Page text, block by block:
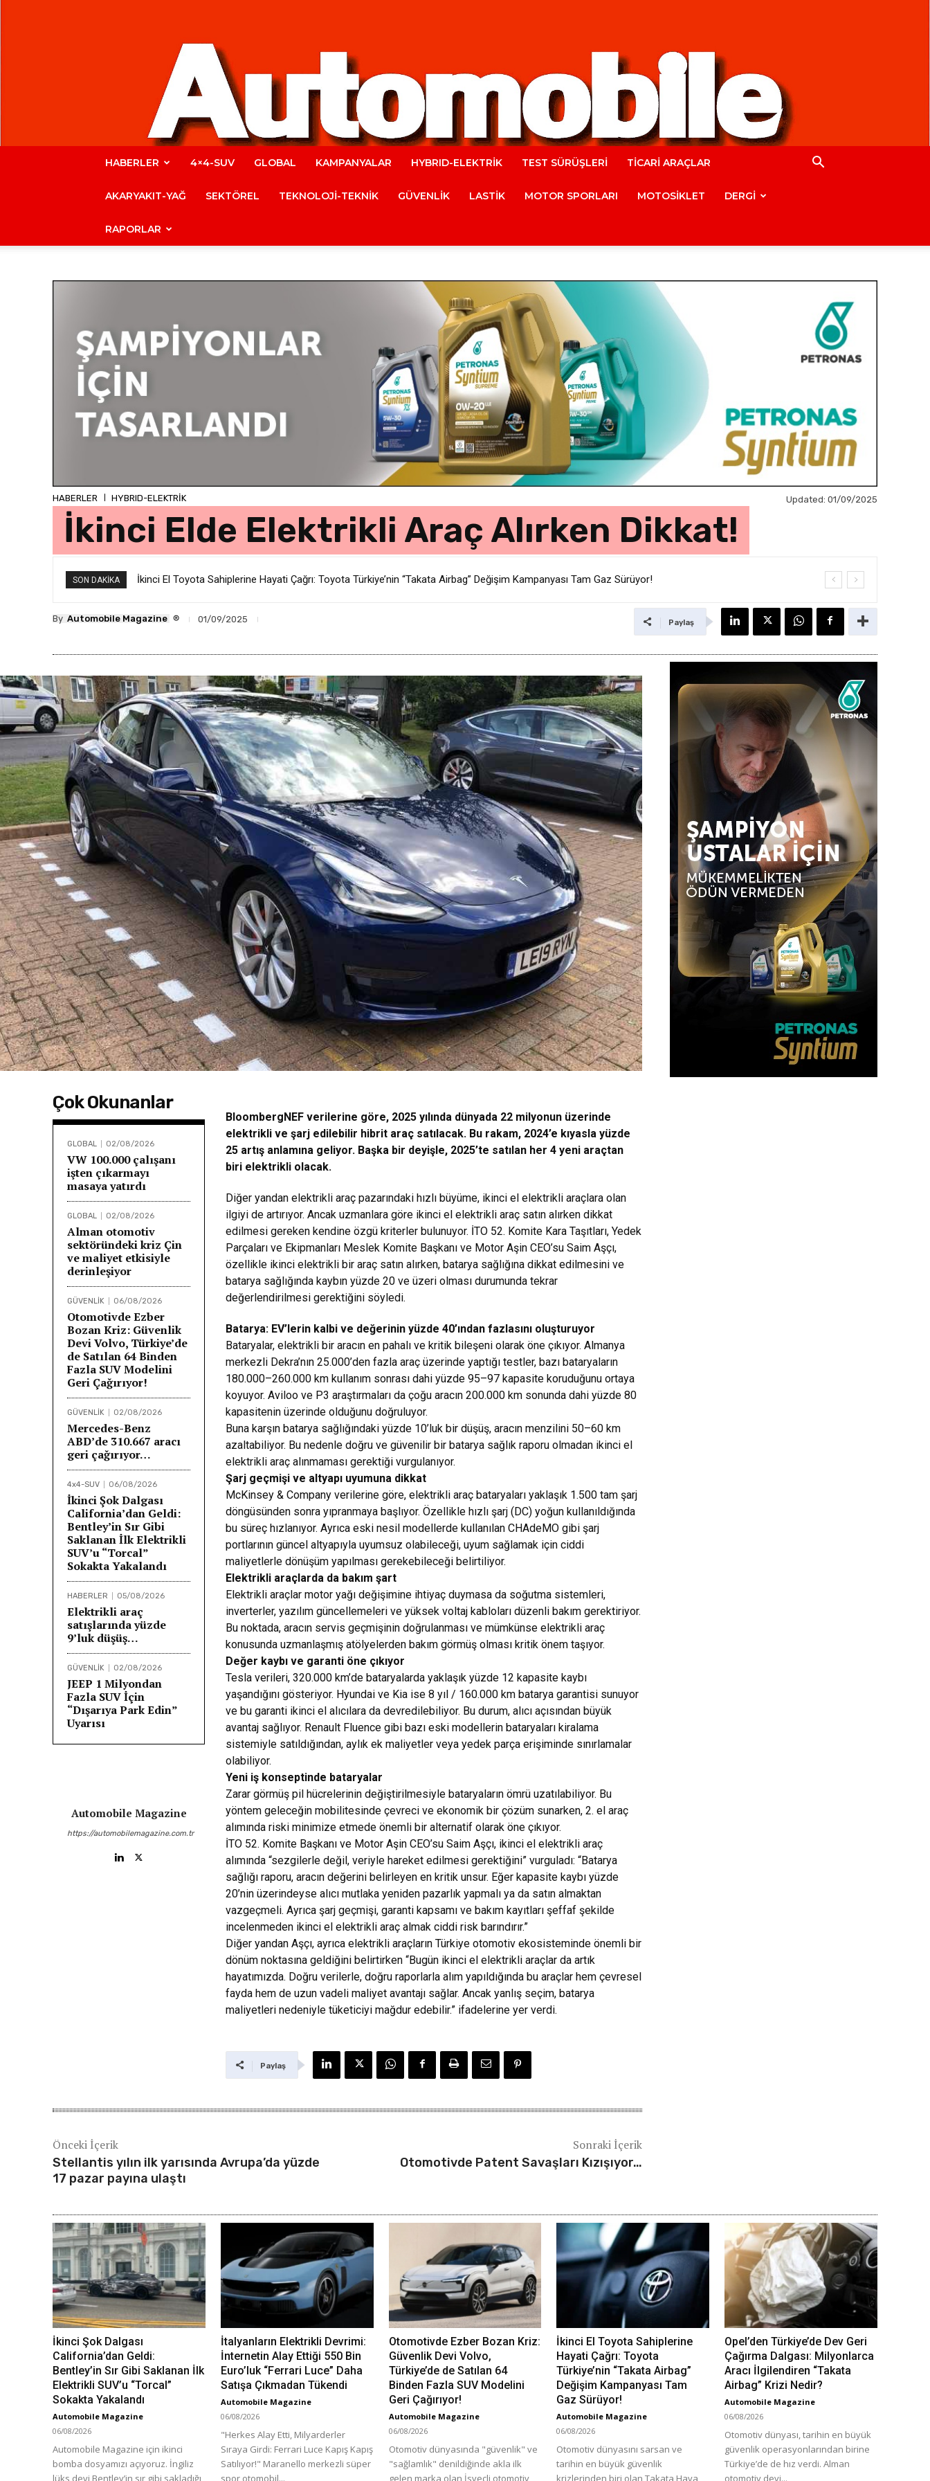
Automobile
Magazine
HABERLER 4×4-SUV GLOBAL KAMPANYALAR HYBRID-ELEKTRİK TEST SÜRÜŞLERİ TİCARİ ARAÇLAR
AKARYAKIT-YAĞ SEKTÖREL TEKNOLOJİ-TEKNİK GÜVENLİK LASTİK MOTOR SPORLARI MOTOSİKLET DERGİ
RAPORLAR
HABERLER HYBRID-ELEKTRİK Updated: 01/09/2025
İkinci Elde Elektrikli Araç Alırken Dikkat!
SON DAKIKA İkinci El Toyota Sahiplerine Hayati Çağrı: Toyota Türkiye’nin “Takata Airbag” Değişim Kampanyası Tam Gaz Sürüyor!
By Automobile Magazine ® 01/09/2025 Paylaş
Çok Okunanlar
GLOBAL 02/08/2026
VW 100.000 çalışanı
işten çıkarmayı
masaya yatırdı
GLOBAL 02/08/2026
Alman otomotiv
sektöründeki kriz Çin
ve maliyet etkisiyle
derinleşiyor
GÜVENLİK 06/08/2026
Otomotivde Ezber
Bozan Kriz: Güvenlik
Devi Volvo, Türkiye’de
de Satılan 64 Binden
Fazla SUV Modelini
Geri Çağırıyor!
GÜVENLİK 02/08/2026
Mercedes-Benz
ABD’de 310.667 aracı
geri çağırıyor…
4x4-SUV 06/08/2026
İkinci Şok Dalgası
California’dan Geldi:
Bentley’in Sır Gibi
Saklanan İlk Elektrikli
SUV’u “Torcal”
Sokakta Yakalandı
HABERLER 05/08/2026
Elektrikli araç
satışlarında yüzde
9’luk düşüş…
GÜVENLİK 02/08/2026
JEEP 1 Milyondan
Fazla SUV İçin
“Dışarıya Park Edin”
Uyarısı
Automobile Magazine
https://automobilemagazine.com.tr
BloombergNEF verilerine göre, 2025 yılında dünyada 22 milyonun üzerinde
elektrikli ve şarj edilebilir hibrit araç satılacak. Bu rakam, 2024’e kıyasla yüzde
25 artış anlamına geliyor. Başka bir deyişle, 2025’te satılan her 4 yeni araçtan
biri elektrikli olacak.
Diğer yandan elektrikli araç pazarındaki hızlı büyüme, ikinci el elektrikli araçlara olan
ilgiyi de artırıyor. Ancak uzmanlara göre ikinci el elektrikli araç satın alırken dikkat
edilmesi gereken kendine özgü kriterler bulunuyor. İTO 52. Komite Kara Taşıtları, Yedek
Parçaları ve Ekipmanları Meslek Komite Başkanı ve Motor Aşin CEO’su Saim Aşçı,
özellikle ikinci elektrikli bir araç satın alırken, batarya sağlığına dikkat edilmesini ve
batarya sağlığında kaybın yüzde 20 ve üzeri olması durumunda tekrar
değerlendirilmesi gerektiğini söyledi.
Batarya: EV’lerin kalbi ve değerinin yüzde 40’ından fazlasını oluşturuyor
Bataryalar, elektrikli bir aracın en pahalı ve kritik bileşeni olarak öne çıkıyor. Almanya
merkezli Dekra’nın 25.000’den fazla araç üzerinde yaptığı testler, bazı bataryaların
180.000–260.000 km kullanım sonrası dahi yüzde 95–97 kapasite koruduğunu ortaya
koyuyor. Aviloo ve P3 araştırmaları da çoğu aracın 200.000 km sonunda dahi yüzde 80
kapasitenin üzerinde olduğunu doğruluyor.
Buna karşın batarya sağlığındaki yüzde 10’luk bir düşüş, aracın menzilini 50–60 km
azaltabiliyor. Bu nedenle doğru ve güvenilir bir batarya sağlık raporu olmadan ikinci el
elektrikli araç alınmaması gerektiği vurgulanıyor.
Şarj geçmişi ve altyapı uyumuna dikkat
McKinsey & Company verilerine göre, elektrikli araç bataryaları yaklaşık 1.500 tam şarj
döngüsünden sonra yıpranmaya başlıyor. Özellikle hızlı şarj (DC) yoğun kullanıldığında
bu süreç hızlanıyor. Ayrıca eski nesil modellerde kullanılan CHAdeMO gibi şarj
portlarının güncel altyapıyla uyumsuz olabileceği, uyum sağlamak için ciddi
maliyetlerle dönüşüm yapılması gerekebileceği belirtiliyor.
Elektrikli araçlarda da bakım şart
Elektrikli araçlar motor yağı değişimine ihtiyaç duymasa da soğutma sistemleri,
inverterler, yazılım güncellemeleri ve yüksek voltaj kabloları düzenli bakım gerektiriyor.
Bu noktada, aracın servis geçmişinin doğrulanması ve mümkünse elektrikli araç
konusunda uzmanlaşmış atölyelerden bakım görmüş olması kritik önem taşıyor.
Değer kaybı ve garanti öne çıkıyor
Tesla verileri, 320.000 km’de bataryalarda yaklaşık yüzde 12 kapasite kaybı
yaşandığını gösteriyor. Hyundai ve Kia ise 8 yıl / 160.000 km batarya garantisi sunuyor
ve bu garanti ikinci el alıcılara da devredilebiliyor. Bu durum, alıcı açısından büyük
avantaj sağlıyor. Renault Fluence gibi bazı eski modellerin bataryaları kiralama
sistemiyle satıldığından, aylık ek maliyetler veya yedek parça erişiminde sınırlamalar
olabiliyor.
Yeni iş konseptinde bataryalar
Zarar görmüş pil hücrelerinin değiştirilmesiyle bataryaların ömrü uzatılabiliyor. Bu
yöntem geleceğin mobilitesinde çevreci ve ekonomik bir çözüm sunarken, 2. el araç
alımında riski minimize etmede önemli bir alternatif olarak öne çıkıyor.
İTO 52. Komite Başkanı ve Motor Aşin CEO’su Saim Aşçı, ikinci el elektrikli araç
alımında “sezgilerle değil, veriyle hareket edilmesi gerektiğini” vurguladı: “Batarya
sağlığı raporu, aracın değerini belirleyen en kritik unsur. Eğer kapasite kaybı yüzde
20’nin üzerindeyse alıcı mutlaka yeniden pazarlık yapmalı ya da satın almaktan
vazgeçmeli. Ayrıca şarj geçmişi, garanti kapsamı ve bakım kayıtları şeffaf şekilde
incelenmeden ikinci el elektrikli araç almak ciddi risk barındırır.”
Diğer yandan Aşçı, ayrıca elektrikli araçların Türkiye otomotiv ekosisteminde önemli bir
dönüm noktasına geldiğini belirtirken “Bugün ikinci el elektrikli araçlar da artık
hayatımızda. Doğru verilerle, doğru raporlarla alım yapıldığında bu araçlar hem çevresel
fayda hem de uzun vadeli maliyet avantajı sağlar. Ancak yanlış seçim, batarya
maliyetleri nedeniyle tüketiciyi mağdur edebilir.” ifadelerine yer verdi.
Paylaş
Önceki İçerik
Stellantis yılın ilk yarısında Avrupa’da yüzde
17 pazar payına ulaştı
Sonraki İçerik
Otomotivde Patent Savaşları Kızışıyor…
İkinci Şok Dalgası
California’dan Geldi:
Bentley’in Sır Gibi Saklanan İlk
Elektrikli SUV’u “Torcal”
Sokakta Yakalandı
Automobile Magazine
06/08/2026
Automobile Magazine için ikinci
bomba dosyamızı açıyoruz. İngiliz
lüks devi Bentley’in sır gibi sakladığı,
İtalyanların Elektrikli Devrimi:
İnternetin Alay Ettiği 550 Bin
Euro’luk “Ferrari Luce” Daha
Satışa Çıkmadan Tükendi
Automobile Magazine
06/08/2026
"Herkes Alay Etti, Milyarderler
Sıraya Girdi: Ferrari Luce Kapış Kapış
Satılıyor!" Maranello merkezli süper
spor otomobil...
Otomotivde Ezber Bozan Kriz:
Güvenlik Devi Volvo,
Türkiye’de de Satılan 64
Binden Fazla SUV Modelini
Geri Çağırıyor!
Automobile Magazine
06/08/2026
Otomotiv dünyasında "güvenlik" ve
"sağlamlık" denildiğinde akla ilk
gelen marka olan İsveçli otomotiv
İkinci El Toyota Sahiplerine
Hayati Çağrı: Toyota
Türkiye’nin “Takata Airbag”
Değişim Kampanyası Tam
Gaz Sürüyor!
Automobile Magazine
06/08/2026
Otomotiv dünyasını sarsan ve
tarihin en büyük güvenlik
krizlerinden biri olan Takata Hava
Opel’den Türkiye’de Dev Geri
Çağırma Dalgası: Milyonlarca
Aracı İlgilendiren “Takata
Airbag” Krizi Nedir?
Automobile Magazine
06/08/2026
Otomotiv dünyası, tarihin en büyük
güvenlik operasyonlarından birine
Türkiye’de de hız verdi. Alman
otomotiv devi...